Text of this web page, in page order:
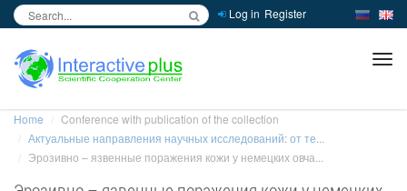
Log in Register
Home
Conference with publication of the collection
Актуальные направления научных исследований: от те...
Эрозивно – язвенные поражения кожи у немецких овча...